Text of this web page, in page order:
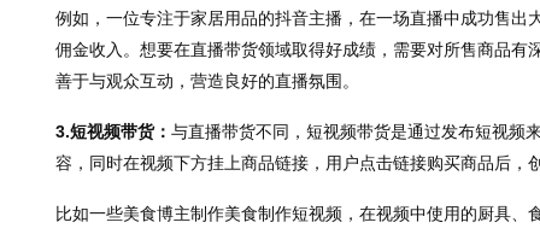
例如，一位专注于家居用品的抖音主播，在一场直播中成功售出
佣金收入。想要在直播带货领域取得好成绩，需要对所售商品有
善于与观众互动，营造良好的直播氛围。
3.短视频带货： 与直播带货不同，短视频带货是通过发布短视频
容，同时在视频下方挂上商品链接，用户点击链接购买商品后，
比如一些美食博主制作美食制作短视频，在视频中使用的厨具